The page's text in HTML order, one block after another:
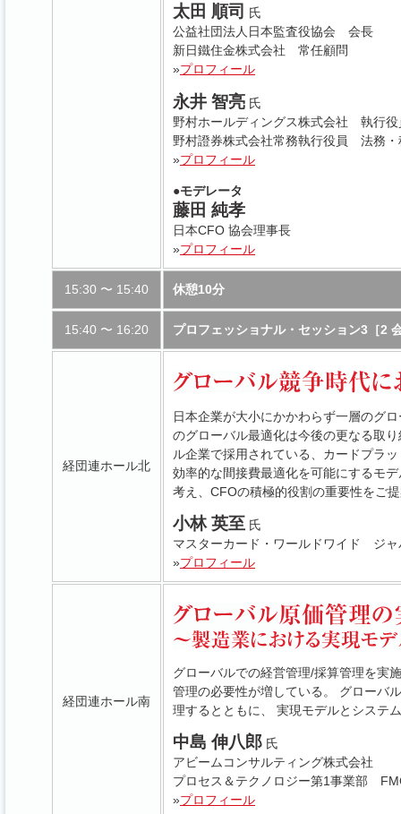
太田 順司 氏
公益社団法人日本監査役協会 会長
新日鐵住金株式会社 常任顧問
»プロフィール
永井 智亮 氏
野村ホールディングス株式会社 執行
野村證券株式会社常務執行役員 法務・
»プロフィール
●モデレータ
藤田 純孝
日本CFO 協会理事長
»プロフィール
15:30 〜 15:40 休憩10分
15:40 〜 16:20 プロフェッショナル・セッション3［2
経団連ホール北
日本企業が大小にかかわらず一層のグ
のグローバル最適化は今後の更なる取
ル企業で採用されている、カードプラ
効率的な間接費最適化を可能にするモ
考え、CFOの積極的役割の重要性をご
小林 英至 氏
マスターカード・ワールドワイド ジ
»プロフィール
経団連ホール南
グローバルでの経営管理/採算管理を実
管理の必要性が増している。 グローバ
理するとともに、 実現モデルとシステ
中島 伸八郎 氏
アビームコンサルティング株式会社
プロセス＆テクノロジー第1事業部
»プロフィール